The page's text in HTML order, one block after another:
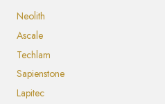
Neolith
Ascale
Techlam
Sapienstone
Lapitec